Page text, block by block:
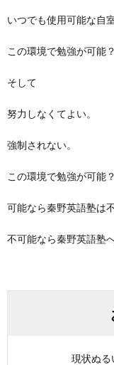
いつでも使用可能な自室
この環境で勉強が可能？
そして
努力しなくてよい。
強制されない。
この環境で勉強が可能？
可能なら秦野英語塾は不
不可能なら秦野英語塾へ
現状ぬるい、